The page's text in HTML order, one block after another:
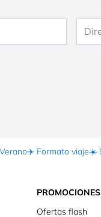
✈️ Formato viaje☀️
PROMOCIONES
Ofertas flash